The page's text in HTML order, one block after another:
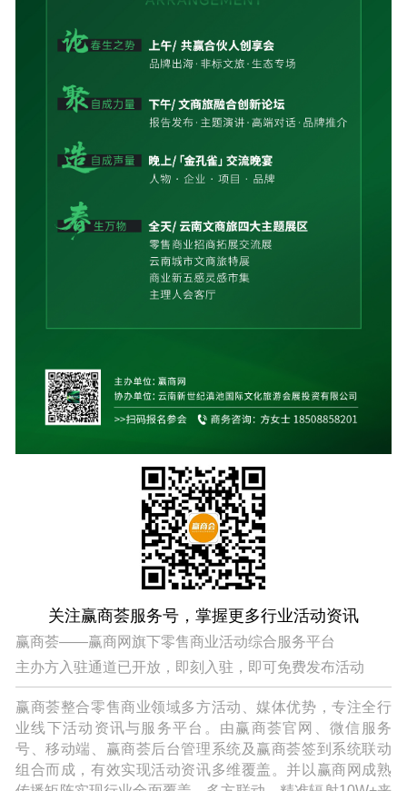
关注赢商荟服务号，掌握更多行业活动资讯
赢商荟——赢商网旗下零售商业活动综合服务平台
主办方入驻通道已开放，即刻入驻，即可免费发布活动
赢商荟整合零售商业领域多方活动、媒体优势，专注全行
业线下活动资讯与服务平台。由赢商荟官网、微信服务
号、移动端、赢商荟后台管理系统及赢商荟签到系统联动
组合而成，有效实现活动资讯多维覆盖。并以赢商网成熟